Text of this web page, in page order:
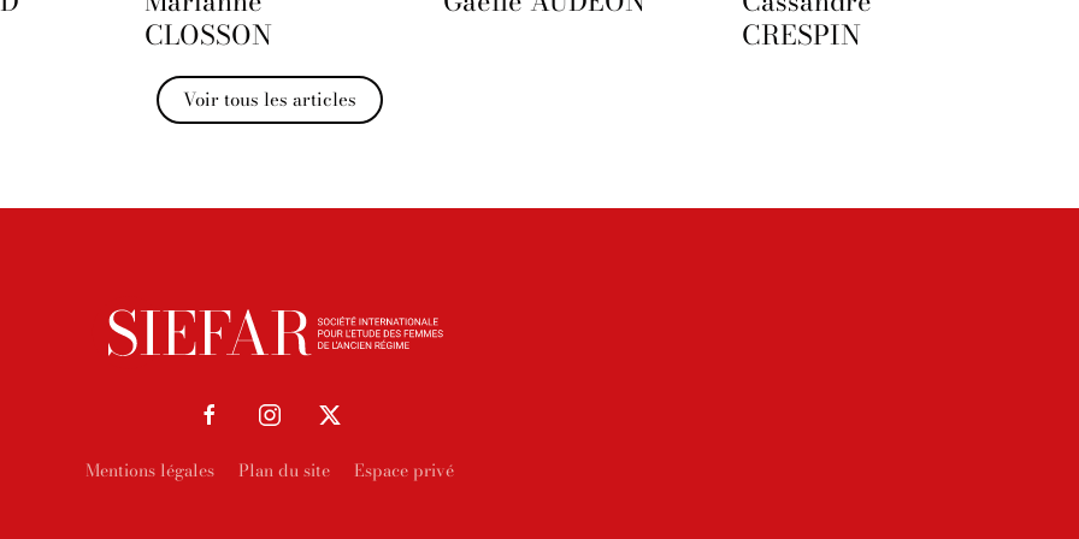
CLOSSON
CRESPIN
Voir tous les articles
Mentions légales Plan du site Espace privé